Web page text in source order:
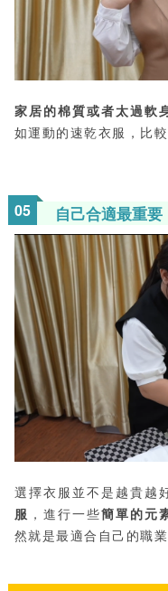
家居的棉質或者太過軟
如運動的速乾衣服，比較
05 自己合適最重要
選擇衣服並不是越貴越
服 ，進行一些簡單的元
然就是最適合自己的職業